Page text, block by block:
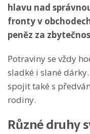
hlavu nad
fronty v
peněz za
Potraviny se vždy
sladké i slané
spojit také s
rodiny.
Různé druhy